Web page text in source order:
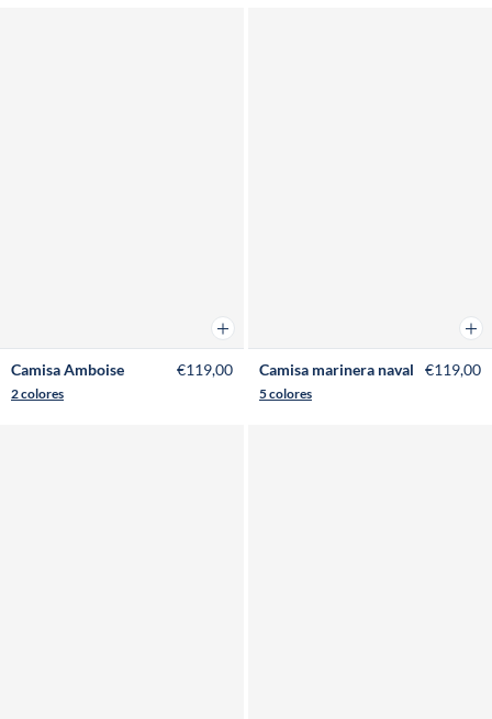
Añadir a la cesta
Camisa Amboise
2 colores
€119,00 Camisa marinera naval
5 colores
€119,00